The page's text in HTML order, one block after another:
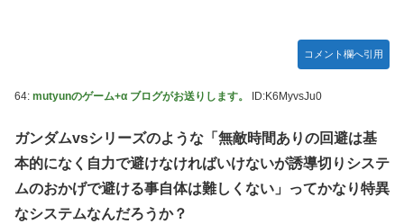
コメント欄へ引用
64: mutyunのゲーム+α ブログがお送りします。 ID:K6MyvsJu0
ガンダムvsシリーズのような「無敵時間ありの回避は基
本的になく自力で避けなければいけないが誘導切りシステ
ムのおかげで避ける事自体は難しくない」ってかなり特異
なシステムなんだろうか？